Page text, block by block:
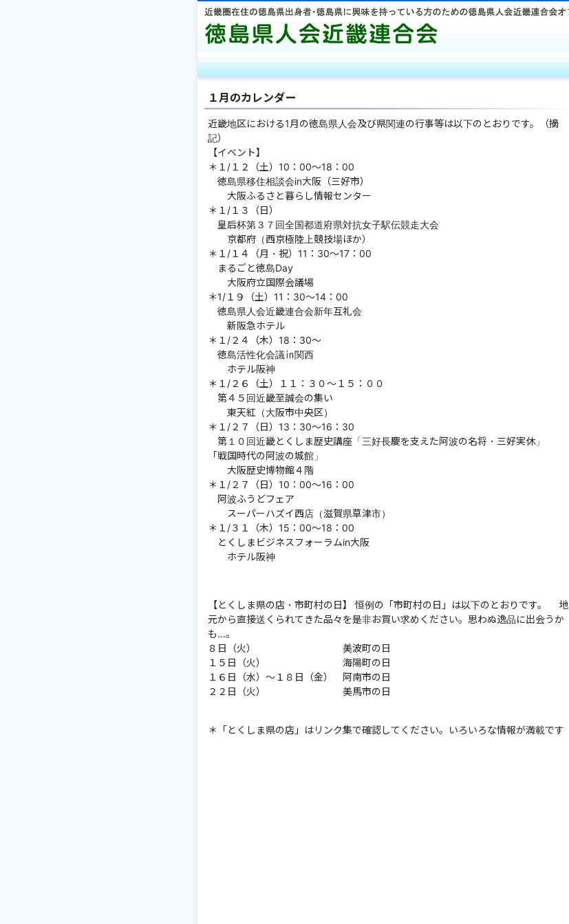
１月のカレンダー
近畿地区における1月の徳島県人会及び県関連の行事等は以下のとおりです。（摘
記）
【イベント】
＊１/１２（土）10：00～18：00
徳島県移住相談会in大阪（三好市）
大阪ふるさと暮らし情報センター
＊１/１３（日）
皇后杯第３７回全国都道府県対抗女子駅伝競走大会
京都府（西京極陸上競技場ほか）
＊１/１４（月・祝）11：30～17：00
まるごと徳島Day
大阪府立国際会議場
＊1/１９（土）11：30～14：00
徳島県人会近畿連合会新年互礼会
新阪急ホテル
＊１/２４（木）18：30～
徳島活性化会議㏌関西
ホテル阪神
＊１/２６（土）１１：３０～１５：００
第４５回近畿至誠会の集い
東天紅（大阪市中央区）
＊１/２７（日）13：30～16：30
第１０回近畿とくしま歴史講座「三好長慶を支えた阿波の名将・三好実休」
「戦国時代の阿波の城館」
大阪歴史博物館４階
＊１/２７（日）10：00～16：00
阿波ふうどフェア
スーパーハズイ西店（滋賀県草津市）
＊１/３１（木）15：00～18：00
とくしまビジネスフォーラムin大阪
ホテル阪神
【とくしま県の店・市町村の日】 恒例の「市町村の日」は以下のとおりです。 地
元から直接送くられてきた品々を是非お買い求めください。思わぬ逸品に出会うか
も…。
８日（火） 美波町の日
１５日（火） 海陽町の日
１６日（水）～１８日（金） 阿南市の日
２２日（火） 美馬市の日
＊「とくしま県の店」はリンク集で確認してください。いろいろな情報が満載です